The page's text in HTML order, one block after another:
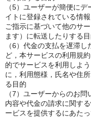
（5）ユーザーが簡便に
イトに登録されている情
ご指示に基づいて他のサ
ます）に転送したりする
（6）代金の支払を遅滞
ど，本サービスの利用規
的でサービスを利用しよ
に，利用態様，氏名や住
る目的
（7）ユーザーからのお
内容や代金の請求に関す
ービスを提供するにあた